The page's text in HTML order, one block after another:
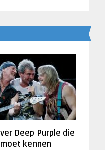
Deep Purple die
kennen